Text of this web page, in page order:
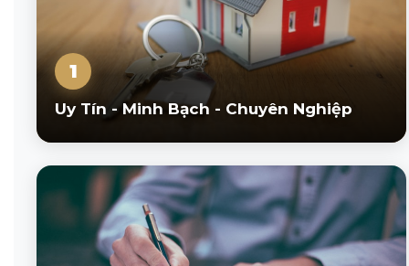
1
Uy Tín - Minh Bạch - Chuyên Nghiệp